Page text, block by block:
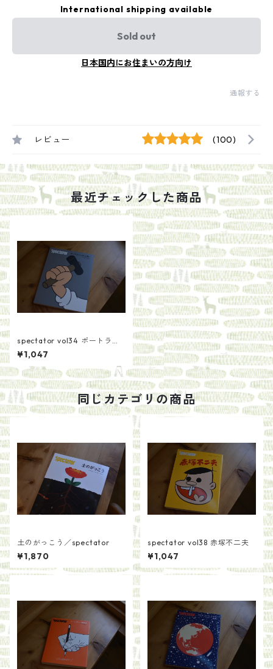
International shipping available
Sold out
日本国内にお住まいの方向け
通報する
レビュー (100)
最近チェックした商品
spectator vol34 ポートラン
ドの小商い
¥1,047
同じカテゴリの商品
土のがっこう／spectator
¥1,870
spectator vol38 赤塚不二夫
¥1,047